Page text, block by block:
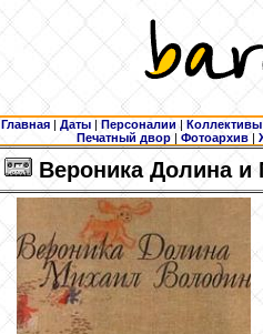
Главная | Даты | Персоналии | Коллективы
Печатный двор | Фотоархив |
Вероника Долина